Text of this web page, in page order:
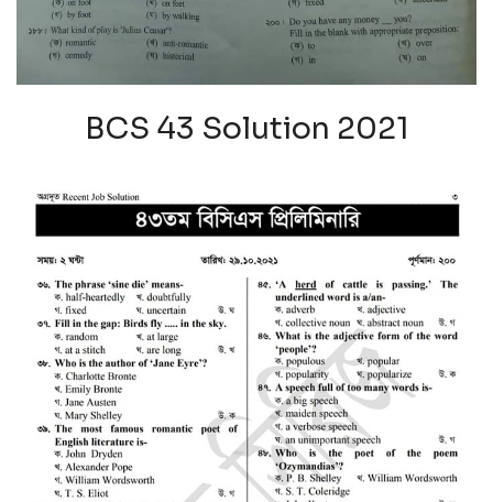
BCS 43 Solution 2021